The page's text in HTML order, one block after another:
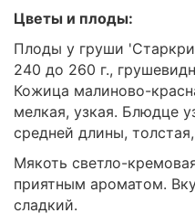
Цветы и плоды:
Плоды у груши
240 до 260 г.,
Кожица малиново-
мелкая, узкая. Блюдце
средней длины,
Мякоть светло-
приятным ароматом.
сладкий.